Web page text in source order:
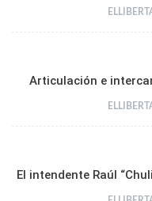
Articulación e
El intendente Raúl